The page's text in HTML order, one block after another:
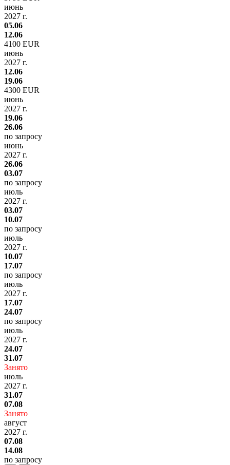
июнь
2027 г.
05.06
12.06
4100 EUR
июнь
2027 г.
12.06
19.06
4300 EUR
июнь
2027 г.
19.06
26.06
по запросу
июнь
2027 г.
26.06
03.07
по запросу
июль
2027 г.
03.07
10.07
по запросу
июль
2027 г.
10.07
17.07
по запросу
июль
2027 г.
17.07
24.07
по запросу
июль
2027 г.
24.07
31.07
Занято
июль
2027 г.
31.07
07.08
Занято
август
2027 г.
07.08
14.08
по запросу